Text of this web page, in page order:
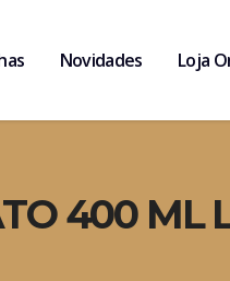
Novidades Loja
400 ML